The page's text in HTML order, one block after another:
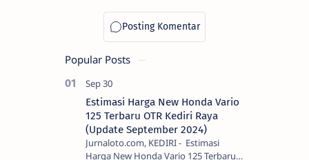
Popular Posts
Estimasi Harga New Honda Vario
125 Terbaru OTR Kediri Raya
(Update September 2024)
Jurnaloto.com, KEDIRI - Estimasi
Harga New Honda Vario 125 Terbaru